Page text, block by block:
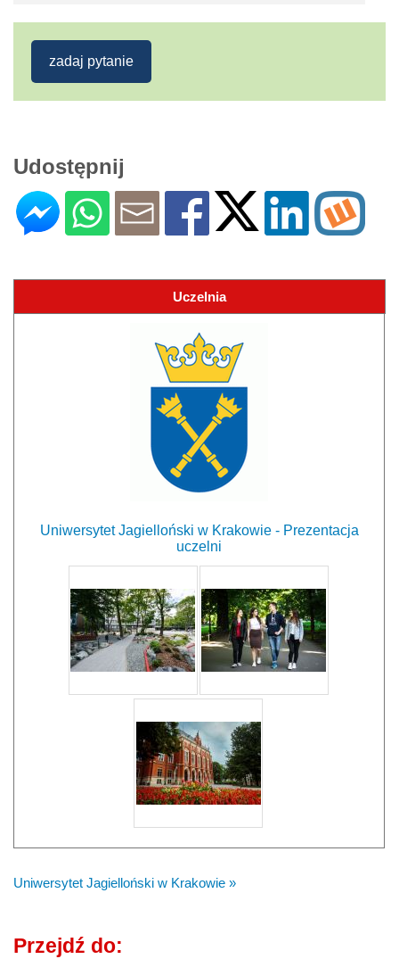
zadaj pytanie
Udostępnij
Uczelnia
Uniwersytet Jagielloński w Krakowie - Prezentacja
uczelni
Uniwersytet Jagielloński w Krakowie »
Przejdź do: